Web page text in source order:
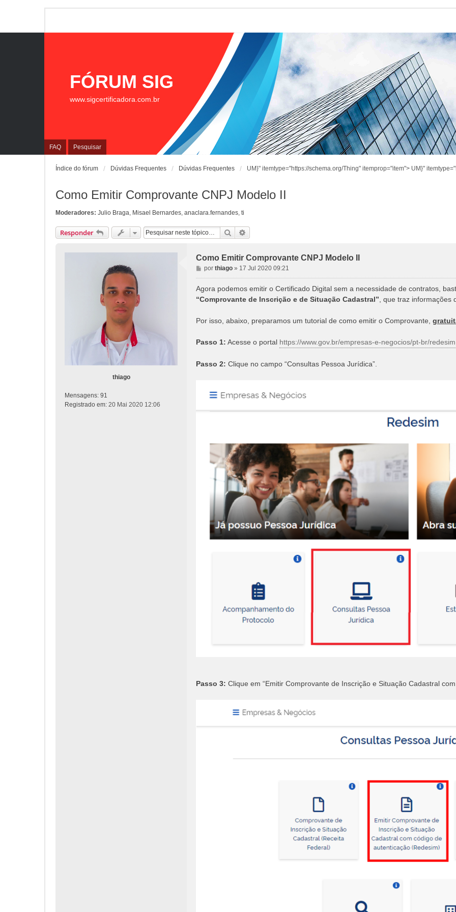
FAQ Pesquisar
FÓRUM SIG
www.sigcertificadora.com.br
Índice do fórum Dúvidas Frequentes UM}" itemtype="https://schema.org/Thing" itemprop="item">
Dúvidas Frequentes UM}"
Como Emitir Comprovante CNPJ Modelo II
Moderadores: Julio Braga, Misael Bernardes, anaclara.fernandes, ti
Responder Pesquisar
thiago
Mensagens: 91
Registrado em: 20 Mai 2020 12:06
Como Emitir Comprovante CNPJ Modelo II
M
e
n
s
e
por thiago» 17 Jul 2020 09:21
Agora podemos emitir o Certificado Digital sem a necessidade de contratos,
“Comprovante de Inscrição e de Situação Cadastral” , que traz
Por isso, abaixo, preparamos um tutorial de como emitir o Comprovante,
Passo 1: Acesse o portal https://www.gov.br/empresas-e-negocios/pt-br/redesim
Passo 2: Clique no campo “Consultas Pessoa Jurídica”.
Passo 3: Clique em “Emitir Comprovante de Inscrição e Situação Cadastral